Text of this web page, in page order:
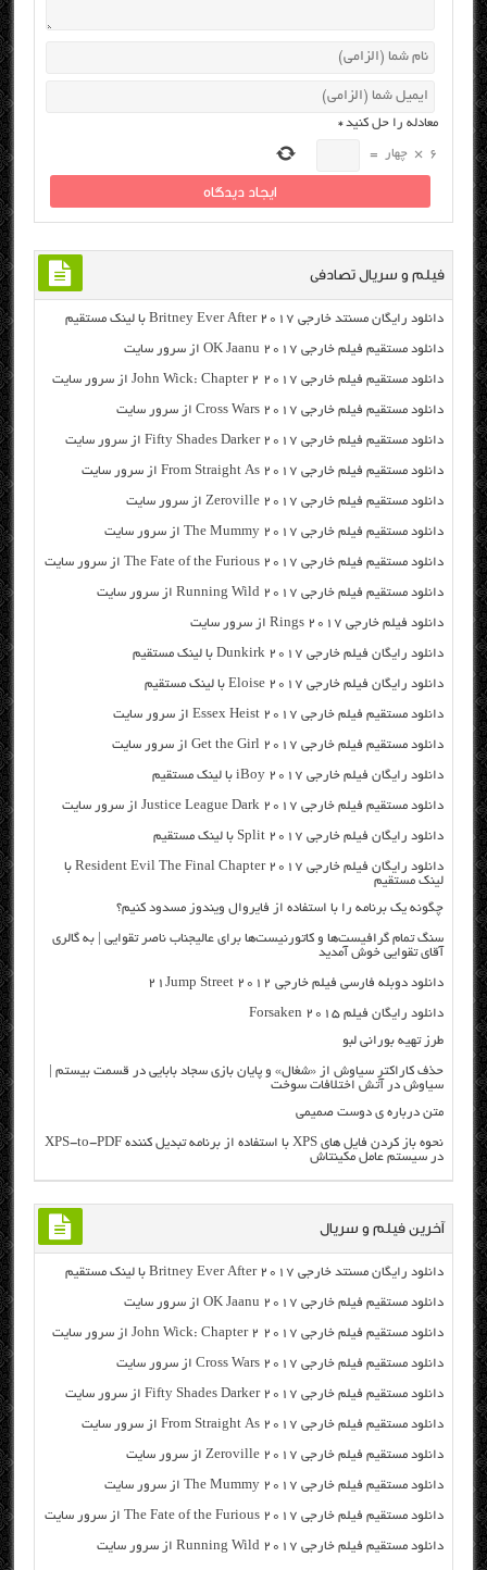
معادله را حل کنید*
6
× چهار =
فیلم و سریال تصادفی
دانلود رایگان مسنتد خارجی Britney Ever After 2017 با لینک مستقیم
دانلود مستقیم فیلم خارجی OK Jaanu 2017 از سرور سایت
دانلود مستقیم فیلم خارجی John Wick: Chapter 2 2017 از سرور سایت
دانلود مستقیم فیلم خارجی Cross Wars 2017 از سرور سایت
دانلود مستقیم فیلم خارجی Fifty Shades Darker 2017 از سرور سایت
دانلود مستقیم فیلم خارجی From Straight As 2017 از سرور سایت
دانلود مستقیم فیلم خارجی Zeroville 2017 از سرور سایت
دانلود مستقیم فیلم خارجی The Mummy 2017 از سرور سایت
دانلود مستقیم فیلم خارجی The Fate of the Furious 2017 از سرور سایت
دانلود مستقیم فیلم خارجی Running Wild 2017 از سرور سایت
دانلود فیلم خارجی Rings 2017 از سرور سایت
دانلود رایگان فیلم خارجی Dunkirk 2017 با لینک مستقیم
دانلود رایگان فیلم خارجی Eloise 2017 با لینک مستقیم
دانلود مستقیم فیلم خارجی Essex Heist 2017 از سرور سایت
دانلود مستقیم فیلم خارجی Get the Girl 2017 از سرور سایت
دانلود رایگان فیلم خارجی iBoy 2017 با لینک مستقیم
دانلود مستقیم فیلم خارجی Justice League Dark 2017 از سرور سایت
دانلود رایگان فیلم خارجی Split 2017 با لینک مستقیم
دانلود رایگان فیلم خارجی Resident Evil The Final Chapter 2017 با
لینک مستقیم
چگونه یک برنامه را با استفاده از فایروال ویندوز مسدود کنیم؟
سنگ تمام گرافیست‌ها و کاتورنیست‌ها برای عالیجناب ناصر تقوایی | به گالری
آقای تقوایی خوش آمدید
دانلود دوبله فارسی فیلم خارجی ۲۰۱۲ ۲۱Jump Street
دانلود رایگان فیلم Forsaken 2015
طرز تهیه بورانی لبو
حذف کاراکتر سیاوش از «شغال» و پایان بازی سجاد بابایی در قسمت بیستم |
سیاوش در آتش اختلافات سوخت
متن درباره ی دوست صمیمی
نحوه باز کردن فایل های XPS با استفاده از برنامه تبدیل کننده XPS-to-PDF
در سیستم عامل مکینتاش
آخرین فیلم و سریال
دانلود رایگان مسنتد خارجی Britney Ever After 2017 با لینک مستقیم
دانلود مستقیم فیلم خارجی OK Jaanu 2017 از سرور سایت
دانلود مستقیم فیلم خارجی John Wick: Chapter 2 2017 از سرور سایت
دانلود مستقیم فیلم خارجی Cross Wars 2017 از سرور سایت
دانلود مستقیم فیلم خارجی Fifty Shades Darker 2017 از سرور سایت
دانلود مستقیم فیلم خارجی From Straight As 2017 از سرور سایت
دانلود مستقیم فیلم خارجی Zeroville 2017 از سرور سایت
دانلود مستقیم فیلم خارجی The Mummy 2017 از سرور سایت
دانلود مستقیم فیلم خارجی The Fate of the Furious 2017 از سرور سایت
دانلود مستقیم فیلم خارجی Running Wild 2017 از سرور سایت